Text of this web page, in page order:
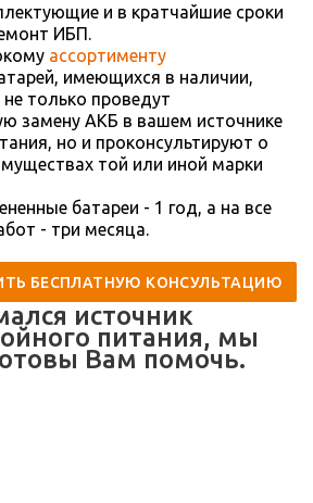
и в кратчайшие сроки
ИБП.
ассортименту
имеющихся в наличии,
только проведут
замену АКБ в вашем источнике
но и проконсультируют о
той или иной марки
батареи - 1 год, а на все
- три месяца.
БЕСПЛАТНУЮ КОНСУЛЬТАЦИЮ
источник
питания, мы
Вам помочь.